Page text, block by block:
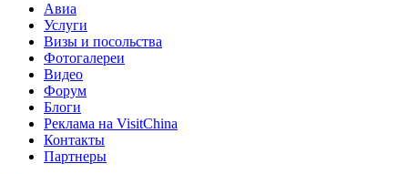
Авиа
Услуги
Визы и посольства
Фотогалереи
Видео
Форум
Блоги
Реклама на VisitChina
Контакты
Партнеры